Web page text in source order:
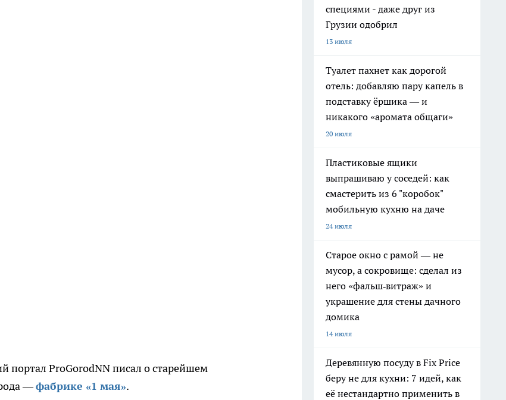
портал ProGorodNN писал о старейшем
—фабрике «1 мая».
специями - даже друг из
Грузии одобрил
13 июля
Туалет пахнет как дорогой
отель: добавляю пару капель в
подставку ёршика — и
никакого «аромата общаги»
20 июля
Пластиковые ящики
выпрашиваю у соседей: как
смастерить из 6 "коробок"
мобильную кухню на даче
24 июля
Старое окно с рамой — не
мусор, а сокровище: сделал из
него «фальш‑витраж» и
украшение для стены дачного
домика
14 июля
Деревянную посуду в Fix Price
беру не для кухни: 7 идей, как
её нестандартно применить в